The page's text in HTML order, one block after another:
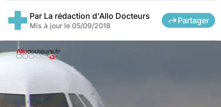
Par La rédaction d'Allo Docteurs
Mis à jour le 05/09/2018
Partager